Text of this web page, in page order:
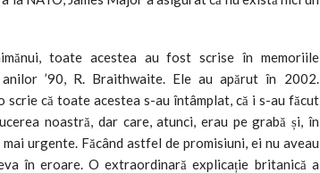
toate acestea au fost scrise în memoriile
’90, R. Braithwaite. Ele au apărut în 2002.
că toate acestea s-au întâmplat, că i s-au făcut
noastră, dar care, atunci, erau pe grabă și, în
urgente. Făcând astfel de promisiuni, ei nu aveau
în eroare. O extraordinară explicație britanică a